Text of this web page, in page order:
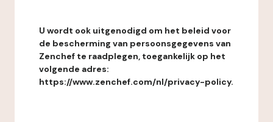
U wordt ook uitgenodigd om het beleid voor
de bescherming van persoonsgegevens van
Zenchef te raadplegen, toegankelijk op het
volgende adres:
https://www.zenchef.com/nl/privacy-policy.